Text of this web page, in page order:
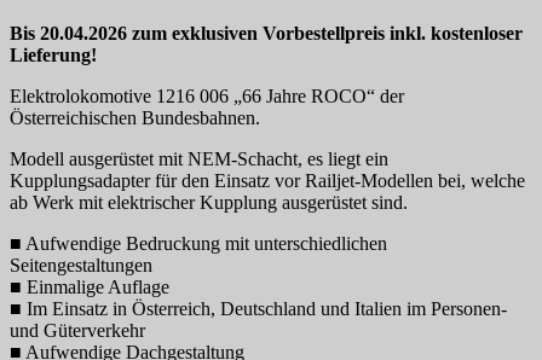
Bis 20.04.2026 zum exklusiven Vorbestellpreis inkl. kostenloser
Lieferung!
Elektrolokomotive 1216 006 „66 Jahre ROCO“ der
Österreichischen Bundesbahnen.
Modell ausgerüstet mit NEM-Schacht, es liegt ein
Kupplungsadapter für den Einsatz vor Railjet-Modellen bei, welche
ab Werk mit elektrischer Kupplung ausgerüstet sind.
■ Aufwendige Bedruckung mit unterschiedlichen
Seitengestaltungen
■ Einmalige Auflage
■ Im Einsatz in Österreich, Deutschland und Italien im Personen-
und Güterverkehr
■ Aufwendige Dachgestaltung